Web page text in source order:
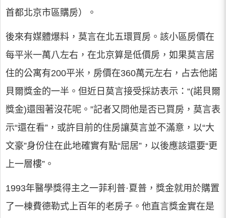
首都北京市區購房）。
後來有媒體爆料，莫言在北五環買房。該小區房價在
每平米一萬八左右，在北京算是低價房，如果莫言居
住的公寓有200平米，房價在360萬元左右，占去他諾
貝爾獎金的一半。但近日莫言接受採訪表示：“(諾貝爾
獎金)還囤著沒花呢。”記者又問他是否已買房，莫言表
示“還在看”，或許目前的住房讓莫言並不滿意，以“大
文豪”身份住在此地確實有點“屈居”，以後應該還要“更
上一層樓”。
1993年醫學獎得主之一菲利普·夏普，獎金就用於購置
了一棟費德勒式上百年的老房子。他直言獎金實在是